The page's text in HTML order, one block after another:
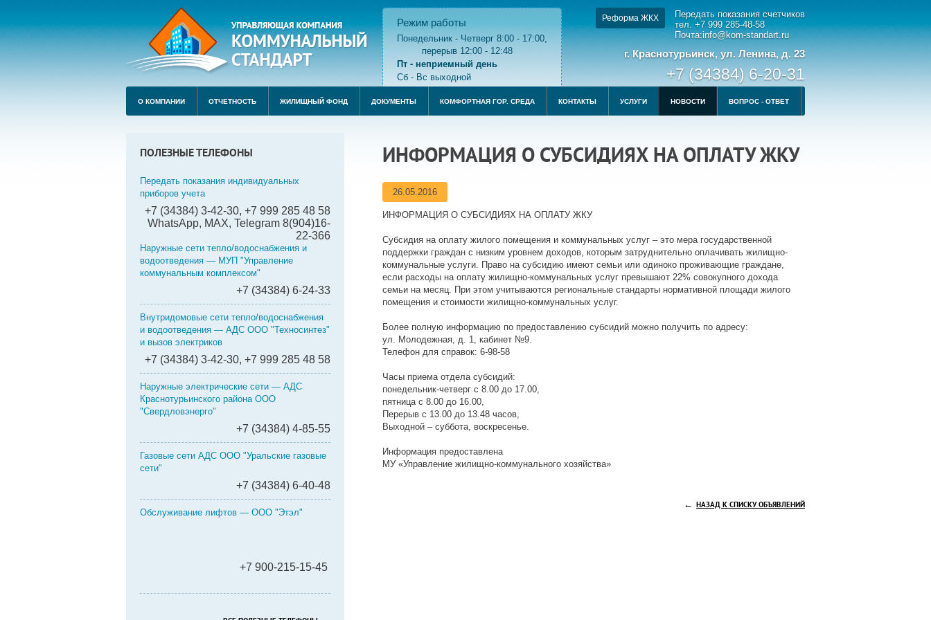
Режим работы
Понедельник - Четверг 8:00 - 17:00,
перерыв 12:00 - 12:48
Пт - неприемный день
Сб - Вс выходной
Передать показания счетчиков
тел. +7 999 285-48-58
Почта:info@kom-standart.ru
Реформа ЖКХ
г. Краснотурьинск, ул. Ленина, д. 23
+7 (34384) 6-20-31
О КОМПАНИИ ОТЧЕТНОСТЬ ЖИЛИЩНЫЙ ФОНД ДОКУМЕНТЫ КОМФОРТНАЯ ГОР. СРЕДА КОНТАКТЫ УСЛУГИ НОВОСТИ ВОПРОС - ОТВЕТ
ИНФОРМАЦИЯ О СУБСИДИЯХ НА ОПЛАТУ ЖКУ
26.05.2016
ИНФОРМАЦИЯ О СУБСИДИЯХ НА ОПЛАТУ ЖКУ
Субсидия на оплату жилого помещения и коммунальных услуг – это мера государственной
поддержки граждан с низким уровнем доходов, которым затруднительно оплачивать жилищно-
коммунальные услуги. Право на субсидию имеют семьи или одиноко проживающие граждане,
если расходы на оплату жилищно-коммунальных услуг превышают 22% совокупного дохода
семьи на месяц. При этом учитываются региональные стандарты нормативной площади жилого
помещения и стоимости жилищно-коммунальных услуг.
Более полную информацию по предоставлению субсидий можно получить по адресу:
ул. Молодежная, д. 1, кабинет №9.
Телефон для справок: 6-98-58
Часы приема отдела субсидий:
понедельник-четверг с 8.00 до 17.00,
пятница с 8.00 до 16.00,
Перерыв с 13.00 до 13.48 часов,
Выходной – суббота, воскресенье.
Информация предоставлена
МУ «Управление жилищно-коммунального хозяйства»
← НАЗАД К СПИСКУ ОБЪЯВЛЕНИЙ
ПОЛЕЗНЫЕ ТЕЛЕФОНЫ
Передать показания индивидуальных
приборов учета
+7 (34384) 3-42-30, +7 999 285 48 58
WhatsApp, MAX, Telegram 8(904)16-
22-366
Наружные сети тепло/водоснабжения и
водоотведения — МУП "Управление
коммунальным комплексом"
+7 (34384) 6-24-33
Внутридомовые сети тепло/водоснабжения
и водоотведения — АДС ООО "Техносинтез"
и вызов электриков
+7 (34384) 3-42-30, +7 999 285 48 58
Наружные электрические сети — АДС
Краснотурьинского района ООО
"Свердловэнерго"
+7 (34384) 4-85-55
Газовые сети АДС ООО "Уральские газовые
сети"
+7 (34384) 6-40-48
Обслуживание лифтов — ООО "Этэл"
+7 900-215-15-45